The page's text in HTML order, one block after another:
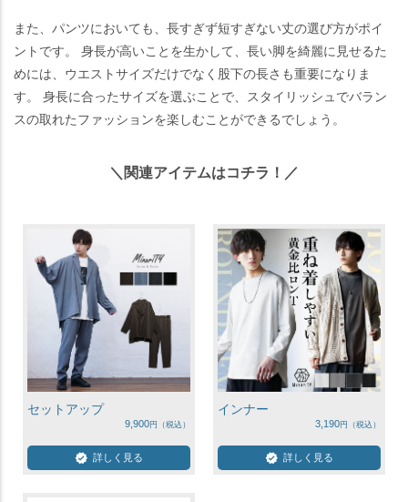
また、パンツにおいても、長すぎず短すぎない丈の選び方がポイ
ントです。 身長が高いことを生かして、長い脚を綺麗に見せるた
めには、ウエストサイズだけでなく股下の長さも重要になりま
す。 身長に合ったサイズを選ぶことで、スタイリッシュでバラン
スの取れたファッションを楽しむことができるでしょう。
＼関連アイテムはコチラ！／
セットアップ
9,900
詳しく見る
インナー
3,190
詳しく見る